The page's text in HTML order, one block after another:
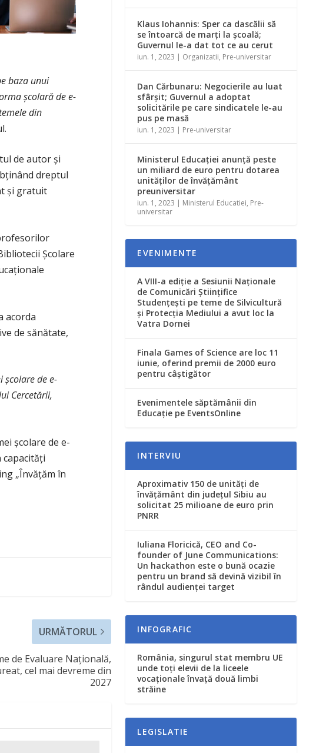
baza unui
şcolară de e-
din
de autor şi
dreptul
şi gratuit
Şcolare
acorda
de sănătate,
şcolare de e-
Cercetării,
şcolare de e-
„Învăţăm în
URMĂTORUL
de Evaluare Naţională,
cel mai devreme din
2027
Klaus Iohannis: Sper ca dascălii să
se întoarcă de marţi la şcoală;
Guvernul le-a dat tot ce au cerut
iun. 1, 2023 | Organizatii, Pre-universitar
Dan Cărbunaru: Negocierile au luat
sfârşit; Guvernul a adoptat
solicitările pe care sindicatele le-au
pus pe masă
iun. 1, 2023 | Pre-universitar
Ministerul Educaţiei anunță peste
un miliard de euro pentru dotarea
unităţilor de învăţământ
preuniversitar
iun. 1, 2023 | Ministerul Educatiei, Pre-
universitar
EVENIMENTE
A VIII-a ediție a Sesiunii Naționale
de Comunicări Științifice
Studențești pe teme de Silvicultură
și Protecția Mediului a avut loc la
Vatra Dornei
Finala Games of Science are loc 11
iunie, oferind premii de 2000 euro
pentru câștigător
Evenimentele săptămânii din
Educație pe EventsOnline
INTERVIU
Aproximativ 150 de unităţi de
învăţământ din judeţul Sibiu au
solicitat 25 milioane de euro prin
PNRR
Iuliana Floricică, CEO and Co-
founder of June Communications:
Un hackathon este o bună ocazie
pentru un brand să devină vizibil în
rândul audienței target
INFOGRAFIC
România, singurul stat membru UE
unde toţi elevii de la liceele
vocaţionale învaţă două limbi
străine
LEGISLATIE